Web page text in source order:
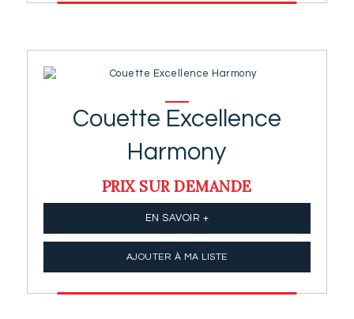
Couette Excellence
Harmony
PRIX SUR DEMANDE
EN SAVOIR +
AJOUTER À MA LISTE